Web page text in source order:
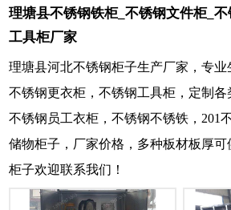
理塘县不锈钢铁柜_不锈钢文件柜_
工具柜厂家
理塘县河北不锈钢柜子生产厂家，专业
不锈钢更衣柜，不锈钢工具柜，定制各
不锈钢员工衣柜，不锈钢不锈铁，201
储物柜子，厂家价格，多种板材板厚
柜子欢迎联系我们！